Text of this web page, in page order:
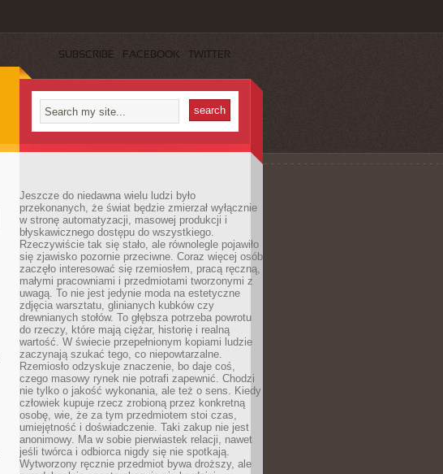
SUBSCRIBE FACEBOOK TWITTER
Jeszcze do niedawna wielu ludzi było
przekonanych, że świat będzie zmierzał wyłącznie
w stronę automatyzacji, masowej produkcji i
błyskawicznego dostępu do wszystkiego.
Rzeczywiście tak się stało, ale równolegle pojawiło
się zjawisko pozornie przeciwne. Coraz więcej osób
zaczęło interesować się rzemiosłem, pracą ręczną,
małymi pracowniami i przedmiotami tworzonymi z
uwagą. To nie jest jedynie moda na estetyczne
zdjęcia warsztatu, glinianych kubków czy
drewnianych stołów. To głębsza potrzeba powrotu
do rzeczy, które mają ciężar, historię i realną
wartość. W świecie przepełnionym kopiami ludzie
zaczynają szukać tego, co niepowtarzalne.
Rzemiosło odzyskuje znaczenie, bo daje coś,
czego masowy rynek nie potrafi zapewnić. Chodzi
nie tylko o jakość wykonania, ale też o sens. Kiedy
człowiek kupuje rzecz zrobioną przez konkretną
osobę, wie, że za tym przedmiotem stoi czas,
umiejętność i doświadczenie. Taki zakup nie jest
anonimowy. Ma w sobie pierwiastek relacji, nawet
jeśli twórca i odbiorca nigdy się nie spotkają.
Wytworzony ręcznie przedmiot bywa droższy, ale